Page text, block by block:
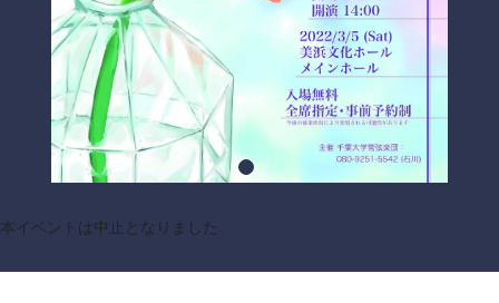
本イベントは中止となりました